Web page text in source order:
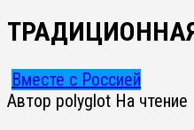
Вместе с Россией
Автор polyglot На чтение